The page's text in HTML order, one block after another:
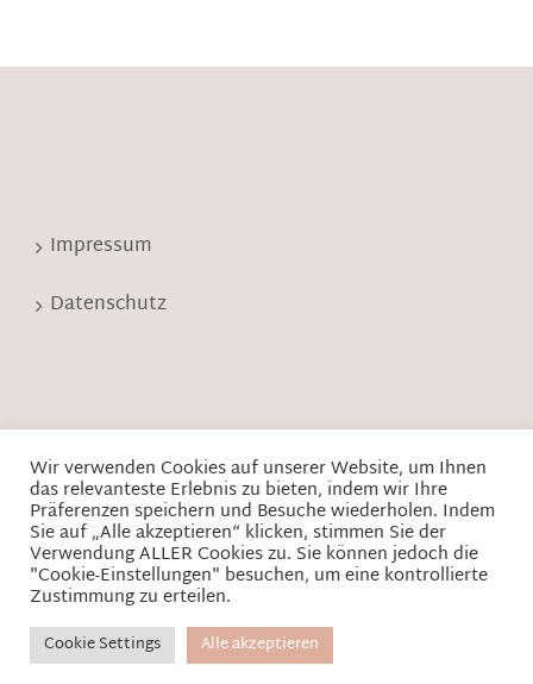
Impressum
Datenschutz
© Copyright 2013 -2026 | Feinkost Lupper - Viktualienmarkt.
| All Rights Reserved | Design by
Instagram
Wir verwenden Cookies auf unserer Website, um Ihnen
das relevanteste Erlebnis zu bieten, indem wir Ihre
Präferenzen speichern und Besuche wiederholen. Indem
Sie auf „Alle akzeptieren“ klicken, stimmen Sie der
Verwendung ALLER Cookies zu. Sie können jedoch die
"Cookie-Einstellungen" besuchen, um eine kontrollierte
Zustimmung zu erteilen.
Cookie Settings Alle akzeptieren